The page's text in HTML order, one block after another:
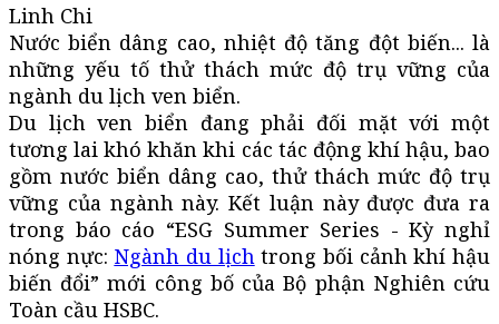
Linh Chi
Nước biển dâng cao, nhiệt độ tăng đột biến... là
những yếu tố thử thách mức độ trụ vững của
ngành du lịch ven biển.
Du lịch ven biển đang phải đối mặt với một
tương lai khó khăn khi các tác động khí hậu, bao
gồm nước biển dâng cao, thử thách mức độ trụ
vững của ngành này. Kết luận này được đưa ra
trong báo cáo “ESG Summer Series - Kỳ nghỉ
nóng nực: Ngành du lịchtrong bối cảnh khí hậu
biến đổi” mới công bố của Bộ phận Nghiên cứu
Toàn cầu HSBC.